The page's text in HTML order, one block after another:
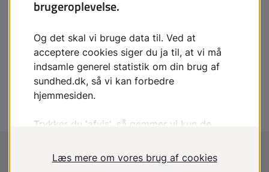
Lægehåndbogen
Kristianiagade 12
2100 København Ø
Disclaimer:Lægehåndbogen